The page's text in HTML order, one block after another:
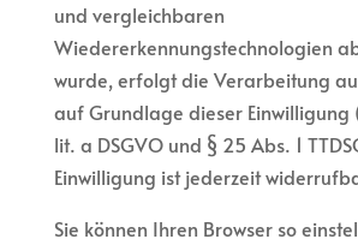
und vergleichbaren
Wiedererkennungstechnologien
wurde, erfolgt die Verarbeitung
auf Grundlage dieser Einwilligung
lit. a DSGVO und § 25 Abs. 1
Einwilligung ist jederzeit
Sie können Ihren Browser so